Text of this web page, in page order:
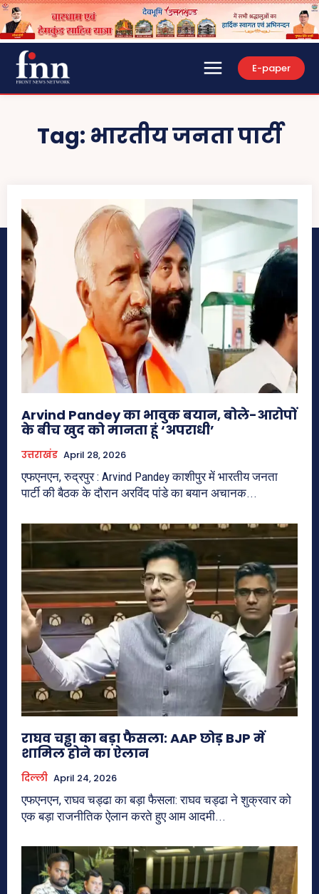
E-paper
Tag: भारतीय जनता पार्टी
Arvind Pandey का भावुक बयान, बोले-आरोपों
के बीच खुद को मानता हूं ‘अपराधी’
उत्तराखंड April 28, 2026
एफएनएन, रुद्रपुर : Arvind Pandey काशीपुर में भारतीय जनता
पार्टी की बैठक के दौरान अरविंद पांडे का बयान अचानक...
राघव चड्ढा का बड़ा फैसला: AAP छोड़ BJP में
शामिल होने का ऐलान
दिल्ली April 24, 2026
एफएनएन, राघव चड्ढा का बड़ा फैसला: राघव चड्ढा ने शुक्रवार को
एक बड़ा राजनीतिक ऐलान करते हुए आम आदमी...